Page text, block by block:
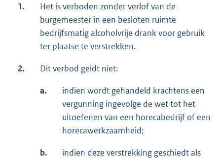
1.
Het is verboden zonder verlof van de
burgemeester in een besloten ruimte
bedrijfsmatig alcoholvrije drank voor gebruik
ter plaatse te verstrekken.
2. Dit verbod geldt niet:
a.
indien wordt gehandeld krachtens een
vergunning ingevolge de wet tot het
uitoefenen van een horecabedrijf of een
horecawerkzaamheid;
b.
indien deze verstrekking geschiedt als